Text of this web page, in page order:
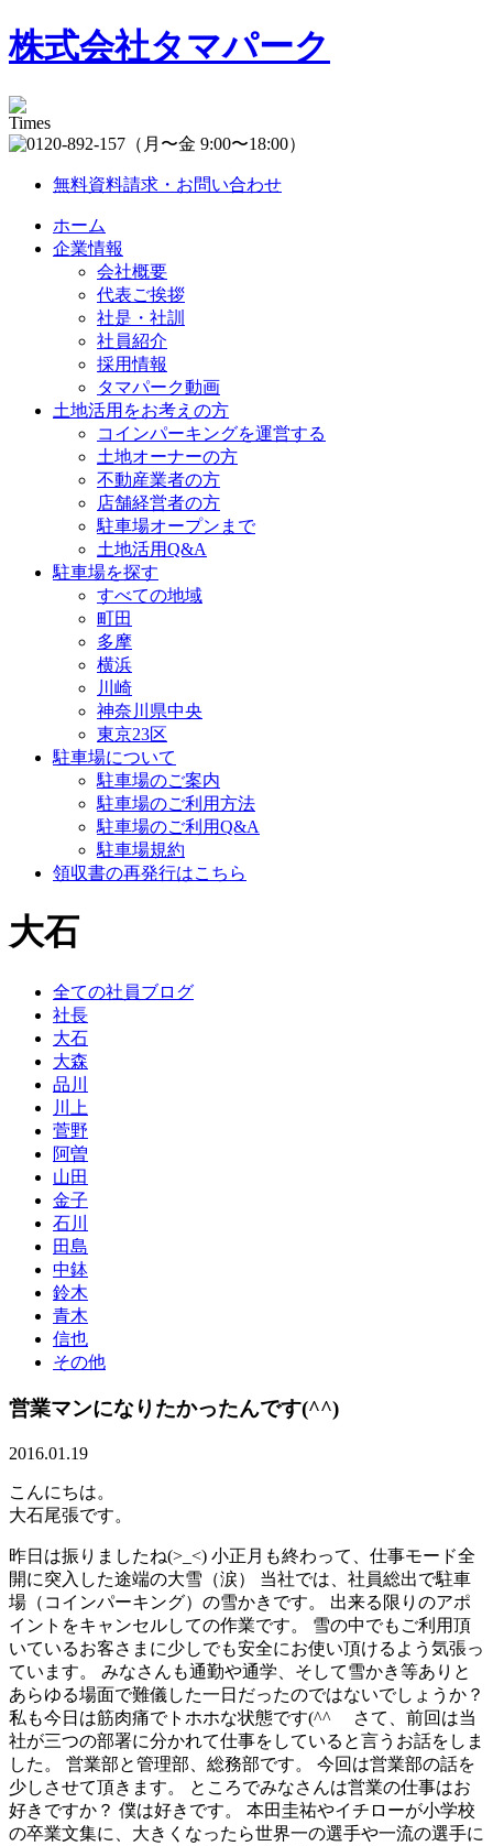
株式会社タマパーク
（月〜金 9:00〜18:00）
無料資料請求・お問い合わせ
ホーム
企業情報
会社概要
代表ご挨拶
社是・社訓
社員紹介
採用情報
タマパーク動画
土地活用をお考えの方
コインパーキングを運営する
土地オーナーの方
不動産業者の方
店舗経営者の方
駐車場オープンまで
土地活用Q&A
駐車場を探す
すべての地域
町田
多摩
横浜
川崎
神奈川県中央
東京23区
駐車場について
駐車場のご案内
駐車場のご利用方法
駐車場のご利用Q&A
駐車場規約
領収書の再発行はこちら
大石
全ての社員ブログ
社長
大石
大森
品川
川上
菅野
阿曽
山田
金子
石川
田島
中鉢
鈴木
青木
信也
その他
営業マンになりたかったんです(^^)
2016.01.19
こんにちは。
大石尾張です。
昨日は振りましたね(>_<) 小正月も終わって、仕事モード全
開に突入した途端の大雪（涙） 当社では、社員総出で駐車
場（コインパーキング）の雪かきです。 出来る限りのアポ
イントをキャンセルしての作業です。 雪の中でもご利用頂
いているお客さまに少しでも安全にお使い頂けるよう気張っ
ています。 みなさんも通勤や通学、そして雪かき等ありと
あらゆる場面で難儀した一日だったのではないでしょうか？
私も今日は筋肉痛でトホホな状態です(^^ゞ さて、前回は当
社が三つの部署に分かれて仕事をしていると言うお話をしま
した。 営業部と管理部、総務部です。 今回は営業部の話を
少しさせて頂きます。 ところでみなさんは営業の仕事はお
好きですか？ 僕は好きです。 本田圭祐やイチローが小学校
の卒業文集に、大きくなったら世界一の選手や一流の選手に